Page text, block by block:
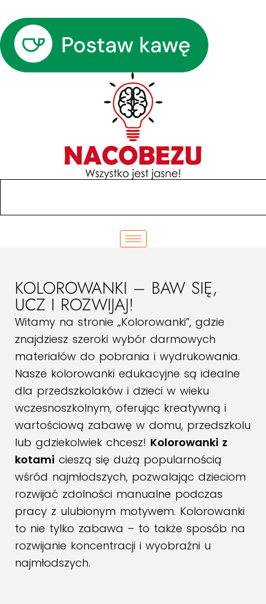
KOLOROWANKI – BAW SIĘ,
UCZ I ROZWIJAJ!
Witamy na stronie „Kolorowanki”, gdzie
znajdziesz szeroki wybór darmowych
materiałów do pobrania i wydrukowania.
Nasze kolorowanki edukacyjne są idealne
dla przedszkolaków i dzieci w wieku
wczesnoszkolnym, oferując kreatywną i
wartościową zabawę w domu, przedszkolu
lub gdziekolwiek chcesz! Kolorowanki z
kotami cieszą się dużą popularnością
wśród najmłodszych, pozwalając dzieciom
rozwijać zdolności manualne podczas
pracy z ulubionym motywem. Kolorowanki
to nie tylko zabawa – to także sposób na
rozwijanie koncentracji i wyobraźni u
najmłodszych.